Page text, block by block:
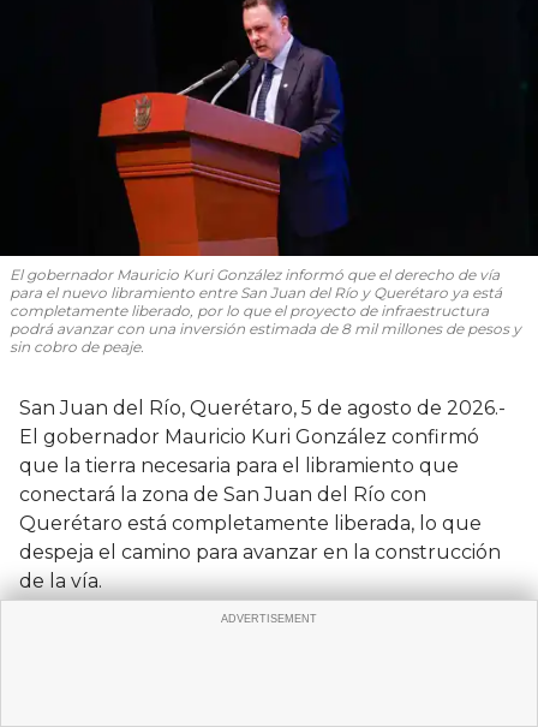
El gobernador Mauricio Kuri González informó que el derecho de vía
para el nuevo libramiento entre San Juan del Río y Querétaro ya está
completamente liberado, por lo que el proyecto de infraestructura
podrá avanzar con una inversión estimada de 8 mil millones de pesos y
sin cobro de peaje.
San Juan del Río, Querétaro, 5 de agosto de 2026.-
El gobernador Mauricio Kuri González confirmó
que la tierra necesaria para el libramiento que
conectará la zona de San Juan del Río con
Querétaro está completamente liberada, lo que
despeja el camino para avanzar en la construcción
de la vía.
Kuri González precisó que el trazo pasará por las